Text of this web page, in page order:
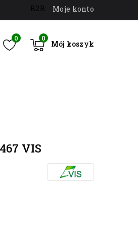
B2B Moje konto
0
Mój koszyk
0
VIS